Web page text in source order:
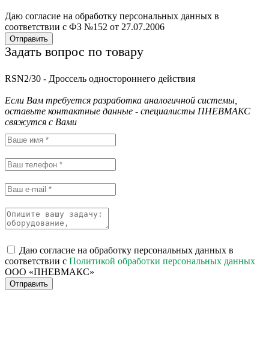
Даю согласие на обработку персональных данных в
соответствии с ФЗ №152 от 27.07.2006
Отправить
Задать вопрос по товару
RSN2/30 - Дроссель одностороннего действия
Если Вам требуется разработка аналогичной системы,
оставьте контактные данные - специалисты ПНЕВМАКС
свяжутся с Вами
Даю согласие на обработку персональных данных в
соответствии с Политикой обработки персональных данных
ООО «ПНЕВМАКС»
Отправить